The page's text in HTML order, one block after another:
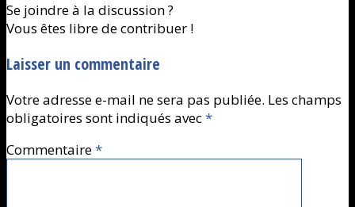
Se joindre à la discussion ?
Vous êtes libre de contribuer !
Laisser un commentaire
Votre adresse e-mail ne sera pas publiée. Les champs
obligatoires sont indiqués avec*
Commentaire*